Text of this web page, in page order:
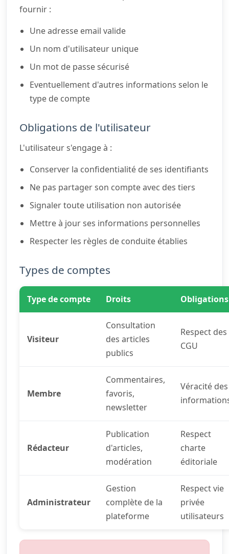
fournir :
Une adresse email valide
Un nom d'utilisateur unique
Un mot de passe sécurisé
Eventuellement d'autres informations selon le
type de compte
Obligations de l'utilisateur
L'utilisateur s'engage à :
Conserver la confidentialité de ses identifiants
Ne pas partager son compte avec des tiers
Signaler toute utilisation non autorisée
Mettre à jour ses informations personnelles
Respecter les règles de conduite établies
Types de comptes
Type de compte Droits Obligations
Visiteur
Consultation
des articles
publics
Respect des
CGU
Membre
Commentaires,
favoris,
newsletter
Véracité des
Rédacteur
Publication
d'articles,
modération
Respect
charte
éditoriale
Administrateur
Gestion
complète de la
plateforme
Respect vie
privée
utilisateurs